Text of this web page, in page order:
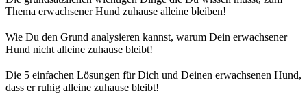
Thema erwachsener Hund zuhause alleine bleiben!
Wie Du den Grund analysieren kannst, warum Dein erwachsener
Hund nicht alleine zuhause bleibt!
Die 5 einfachen Lösungen für Dich und Deinen erwachsenen Hund,
dass er ruhig alleine zuhause bleibt!